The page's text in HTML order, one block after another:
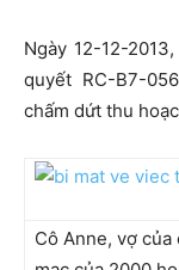
Ngày 12-12-
quyết RC-B7-
chấm dứt thu
Cô Anne, vợ